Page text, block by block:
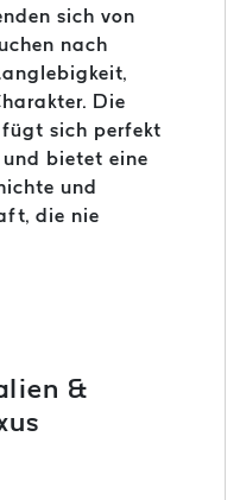
sich von
nach
Die
fügt sich perfekt
bietet eine
und
die nie
&